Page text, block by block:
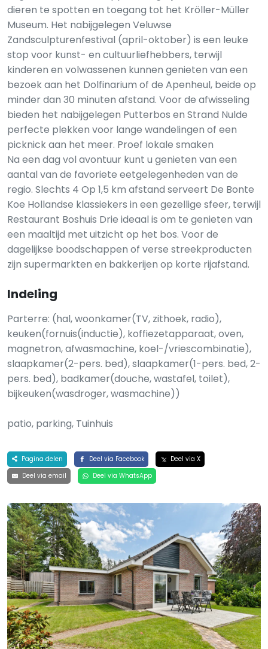
dieren te spotten en toegang tot het Kröller-Müller
Museum. Het nabijgelegen Veluwse
Zandsculpturenfestival (april-oktober) is een leuke
stop voor kunst- en cultuurliefhebbers, terwijl
kinderen en volwassenen kunnen genieten van een
bezoek aan het Dolfinarium of de Apenheul, beide op
minder dan 30 minuten afstand. Voor de afwisseling
bieden het nabijgelegen Putterbos en Strand Nulde
perfecte plekken voor lange wandelingen of een
picknick aan het meer. Proef lokale smaken
Na een dag vol avontuur kunt u genieten van een
aantal van de favoriete eetgelegenheden van de
regio. Slechts 4 Op 1,5 km afstand serveert De Bonte
Koe Hollandse klassiekers in een gezellige sfeer, terwijl
Restaurant Boshuis Drie ideaal is om te genieten van
een maaltijd met uitzicht op het bos. Voor de
dagelijkse boodschappen of verse streekproducten
zijn supermarkten en bakkerijen op korte rijafstand.
Indeling
Parterre: (hal, woonkamer(TV, zithoek, radio),
keuken(fornuis(inductie), koffiezetapparaat, oven,
magnetron, afwasmachine, koel-/vriescombinatie),
slaapkamer(2-pers. bed), slaapkamer(1-pers. bed, 2-
pers. bed), badkamer(douche, wastafel, toilet),
bijkeuken(wasdroger, wasmachine))
patio, parking, Tuinhuis
Pagina delen Deel via Facebook
Deel via X
Deel via email
Deel via WhatsApp